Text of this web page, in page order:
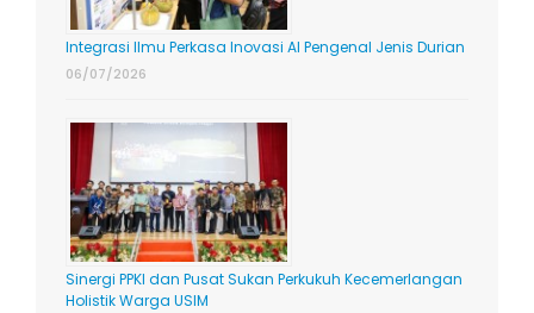
Integrasi Ilmu Perkasa Inovasi AI Pengenal Jenis Durian
06/07/2026
Sinergi PPKI dan Pusat Sukan Perkukuh Kecemerlangan
Holistik Warga USIM